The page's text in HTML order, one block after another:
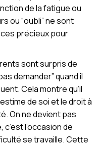
de la fatigue ou
ou “oubli” ne sont
précieux pour
sont surpris de
demander” quand il
Cela montre qu’il
de soi et le droit à
On ne devient pas
c’est l’occasion de
se travaille. Cette